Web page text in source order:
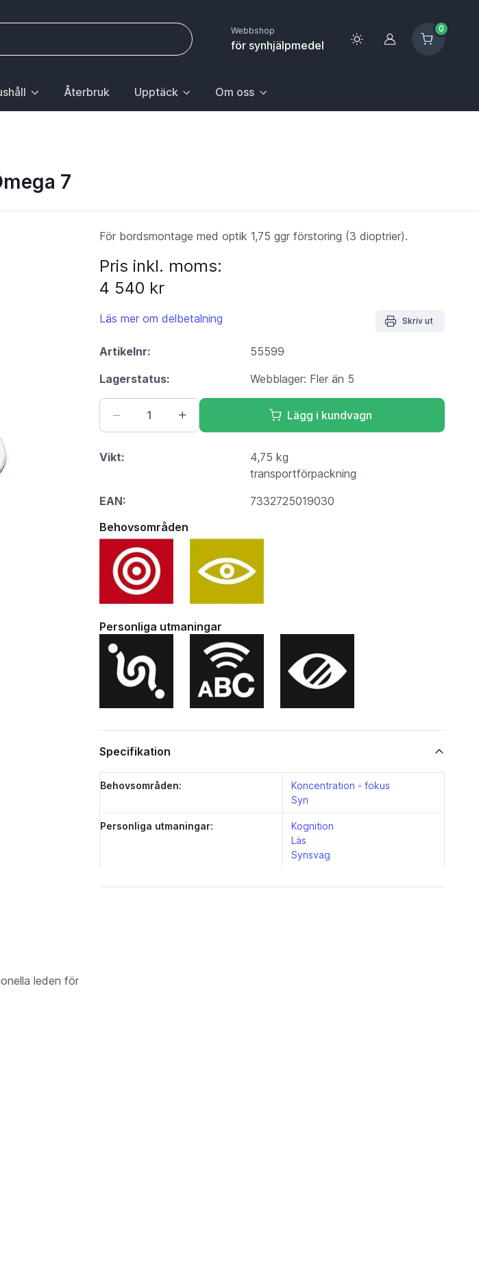
Webbshop
för synhjälpmedel Logga in
0
posten: Gå till sida.
välj första posten: Gå till sida.
att gå till sidan Läsa & skriva, välj första posten: Gå till sida.
med undermeny. För att gå till sidan Hem & hushåll, välj första posten: Gå till sida.
Återbruk
Upptäck
Huvudrubrik med undermeny. För att gå till sidan Upptäck, välj första
Om oss
Huvudrubrik med undermeny. För att gå till sidan Om
7
För bordsmontage med optik 1,75 ggr förstoring (3 dioptrier).
Pris inkl. moms:
4 540 kr
Läs mer om delbetalning Skriv ut
Artikelnr:
55599
Lagerstatus:
Webblager: Fler än 5
Lägg i kundvagn
Vikt:
4,75 kg
transportförpackning
EAN:
7332725019030
Behovsområden
Personliga utmaningar
Specifikation
Behovsområden:
Koncentration - fokus
Syn
Personliga utmaningar:
Kognition
Läs
Synsvag
leden för